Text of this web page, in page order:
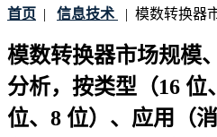
首页 | 信息技术 | 模数转换器
模数转换器市场规模
分析，按类型（16 位
位、8 位）、应用（